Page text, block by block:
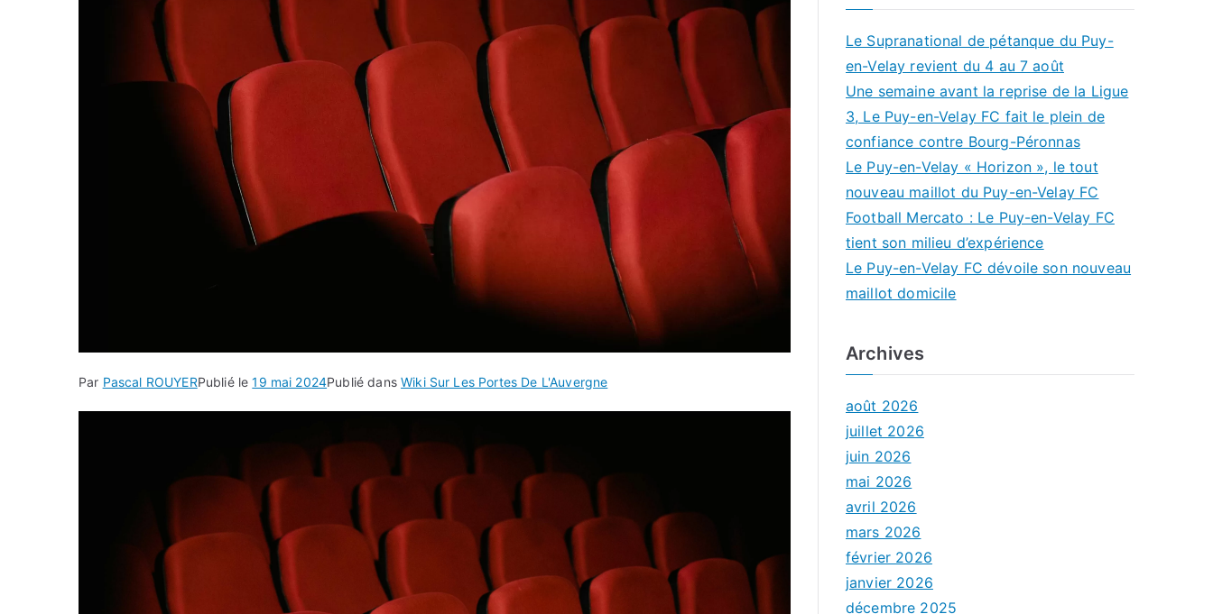
Par Pascal ROUYERPublié le19 mai 2024Publié dansWiki Sur Les Portes De L'Auvergne
Le Supranational de pétanque du Puy-
en-Velay revient du 4 au 7 août
Une semaine avant la reprise de la Ligue
3, Le Puy-en-Velay FC fait le plein de
confiance contre Bourg-Péronnas
Le Puy-en-Velay « Horizon », le tout
nouveau maillot du Puy-en-Velay FC
Football Mercato : Le Puy-en-Velay FC
tient son milieu d’expérience
Le Puy-en-Velay FC dévoile son nouveau
maillot domicile
Archives
août 2026
juillet 2026
juin 2026
mai 2026
avril 2026
mars 2026
février 2026
janvier 2026
décembre 2025